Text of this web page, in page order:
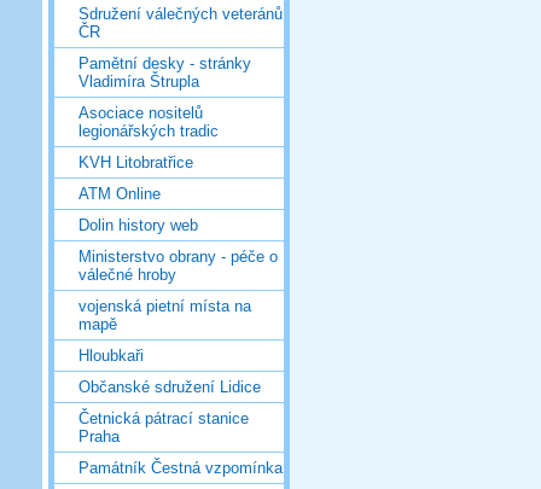
Sdružení válečných veteránů
ČR
Pamětní desky - stránky
Vladimíra Štrupla
Asociace nositelů
legionářských tradic
KVH Litobratřice
ATM Online
Dolin history web
Ministerstvo obrany - péče o
válečné hroby
vojenská pietní místa na
mapě
Hloubkaři
Občanské sdružení Lidice
Četnická pátrací stanice
Praha
Památník Čestná vzpomínka